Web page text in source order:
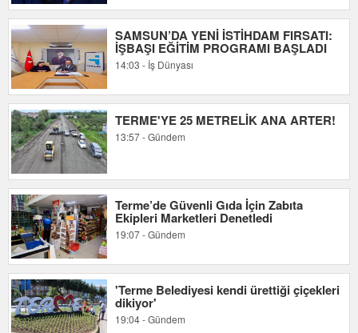
SAMSUN’DA YENİ İSTİHDAM FIRSATI:
İŞBAŞI EĞİTİM PROGRAMI BAŞLADI
14:03 - İş Dünyası
TERME'YE 25 METRELİK ANA ARTER!
13:57 - Gündem
Terme’de Güvenli Gıda İçin Zabıta
Ekipleri Marketleri Denetledi
19:07 - Gündem
'Terme Belediyesi kendi ürettiği çiçekleri
dikiyor'
19:04 - Gündem